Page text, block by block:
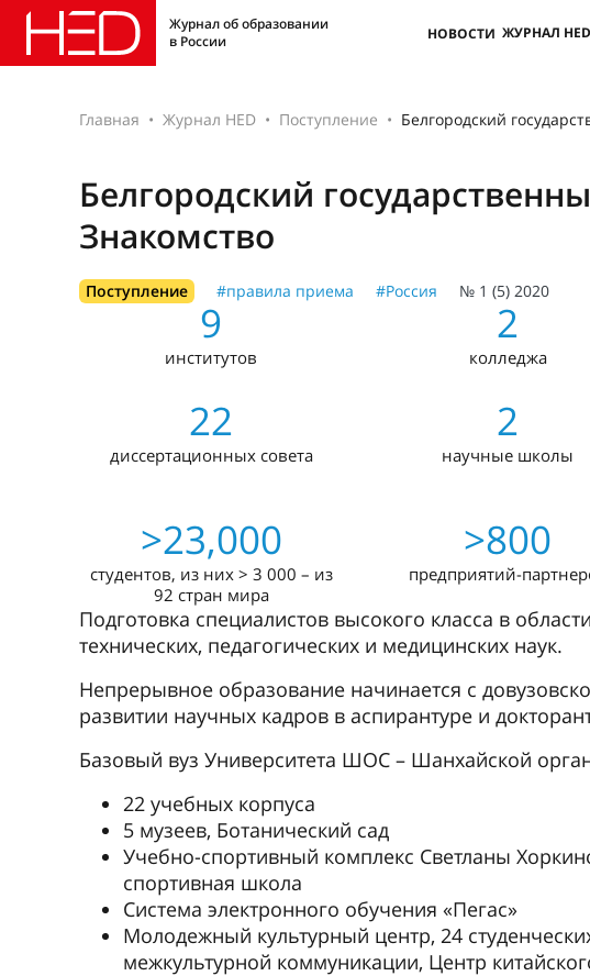
Журнал об образовании
в России
НОВОСТИ ЖУРНАЛ HED
Главная Журнал HED Поступление Белгородский
Белгородский
Знакомство
Поступление #правила приема #Россия № 1 (5) 2020
9
институтов
2
колледжа
22
диссертационных совета
2
научные школы
>23,000
студентов, из них > 3 000 – из
92 стран мира
>800
предприятий-
Подготовка специалистов высокого класса в
технических, педагогических и медицинских наук.
Непрерывное образование начинается с
развитии научных кадров в аспирантуре и
Базовый вуз Университета ШОС – Шанхайской
22 учебных корпуса
5 музеев, Ботанический сад
Учебно-спортивный комплекс Светланы
спортивная школа
Cистема электронного обучения «Пегас»
Молодежный культурный центр, 24
межкультурной коммуникации, Центр